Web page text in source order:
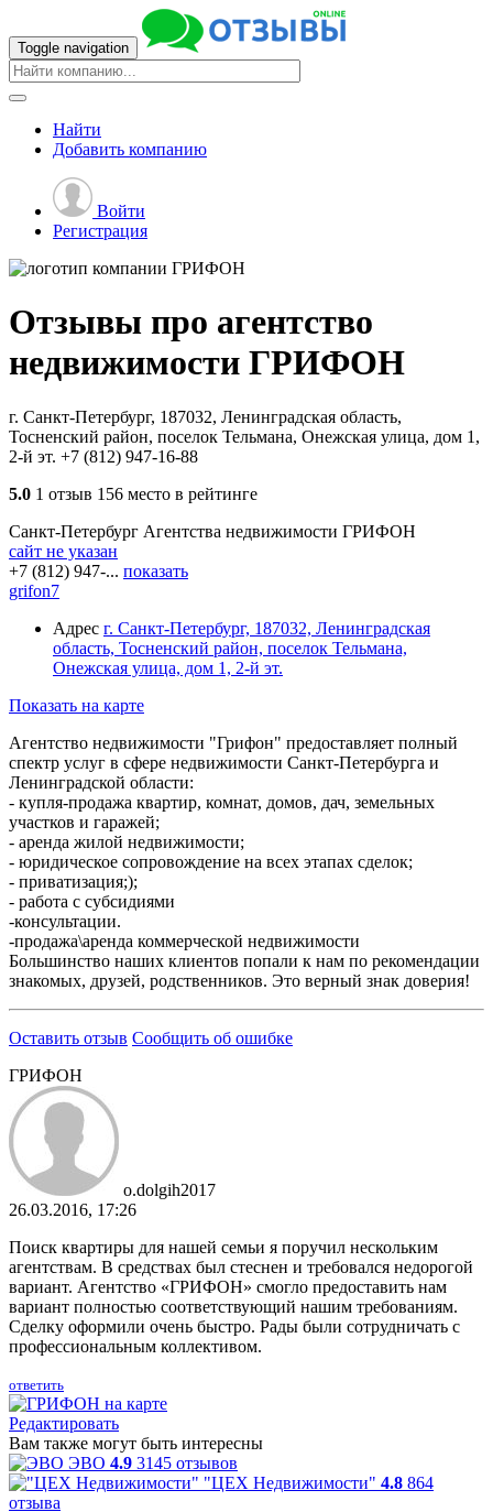
Toggle navigation
Найти
Добавить компанию
Войти
Регистрация
Отзывы про агентство
недвижимости ГРИФОН
г. Санкт-Петербург, 187032, Ленинградская область,
Тосненский район, поселок Тельмана, Онежская улица, дом 1,
2-й эт. +7 (812) 947-16-88
5.0 1 отзыв 156 место в рейтинге
Санкт-Петербург Агентства недвижимости ГРИФОН
сайт не указан
+7 (812) 947-... показать
grifon7
Адрес г. Санкт-Петербург, 187032, Ленинградская
область, Тосненский район, поселок Тельмана,
Онежская улица, дом 1, 2-й эт.
Показать на карте
Агентство недвижимости "Грифон" предоставляет полный
спектр услуг в сфере недвижимости Санкт-Петербурга и
Ленинградской области:
- купля-продажа квартир, комнат, домов, дач, земельных
участков и гаражей;
- аренда жилой недвижимости;
- юридическое сопровождение на всех этапах сделок;
- приватизация;);
- работа с субсидиями
-консультации.
-продажа\аренда коммерческой недвижимости
Большинство наших клиентов попали к нам по рекомендации
знакомых, друзей, родственников. Это верный знак доверия!
Оставить отзыв Сообщить об ошибке
ГРИФОН
o.dolgih2017
26.03.2016, 17:26
Поиск квартиры для нашей семьи я поручил нескольким
агентствам. В средствах был стеснен и требовался недорогой
вариант. Агентство «ГРИФОН» смогло предоставить нам
вариант полностью соответствующий нашим требованиям.
Сделку оформили очень быстро. Рады были сотрудничать с
профессиональным коллективом.
ответить
Редактировать
Вам также могут быть интересны
ЭВО 4.9 3145 отзывов
"ЦЕХ Недвижимости" 4.8 864
отзыва